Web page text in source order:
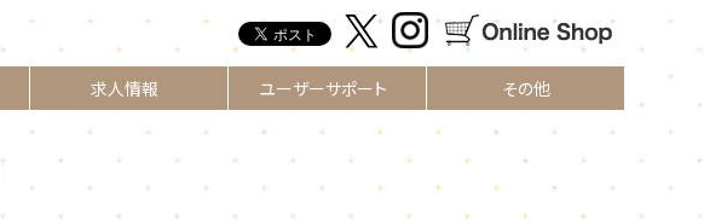
求人情報 ユーザーサポート その他